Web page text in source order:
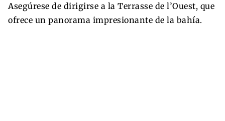
Asegúrese de dirigirse a la Terrasse de l’Ouest, que
ofrece un panorama impresionante de la bahía.